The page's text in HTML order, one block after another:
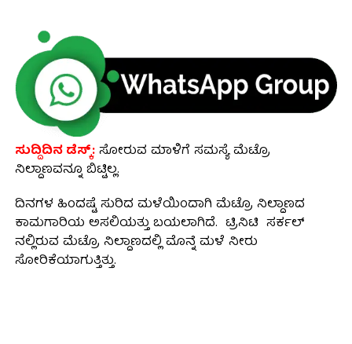
ಸುದ್ದಿದಿನ ಡೆಸ್ಕ್:ಸೋರುವ ಮಾಳಿಗೆ ಸಮಸ್ಯೆ ಮೆಟ್ರೊ
ನಿಲ್ದಾಣವನ್ನೂ ಬಿಟ್ಟಿಲ್ಲ.
ದಿನಗಳ ಹಿಂದಷ್ಟೆ ಸುರಿದ ಮಳೆಯಿಂದಾಗಿ ಮೆಟ್ರೊ ನಿಲ್ದಾಣದ
ಕಾಮಗಾರಿಯ ಅಸಲಿಯತ್ತು ಬಯಲಾಗಿದೆ. ಟ್ರಿನಿಟಿ ಸರ್ಕಲ್
ನಲ್ಲಿರುವ ಮೆಟ್ರೊ ನಿಲ್ದಾಣದಲ್ಲಿ ಮೊನ್ನೆ ಮಳೆ ನೀರು
ಸೋರಿಕೆಯಾಗುತ್ತಿತ್ತು.